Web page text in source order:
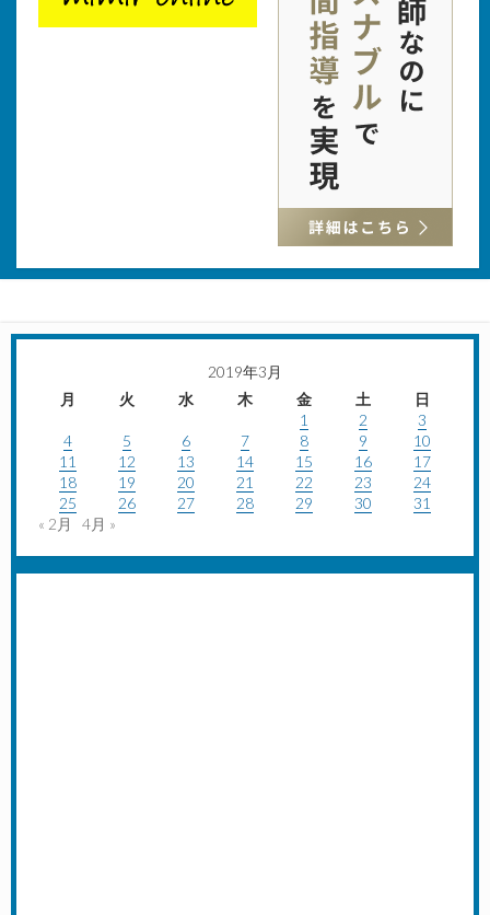
2019年3月
月
火 水 木 金 土
日
1
2
3
4
5 6 7 8 9
10
11
12 13 14 15 16
17
18
19 20 21 22 23
24
25
26 27 28 29 30
31
« 2月
4月 »